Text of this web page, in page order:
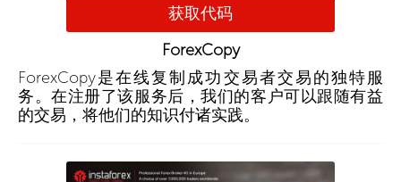
获取代码
ForexCopy
ForexCopy是在线复制成功交易者交易的独特服
务。在注册了该服务后，我们的客户可以跟随有益
的交易，将他们的知识付诸实践。